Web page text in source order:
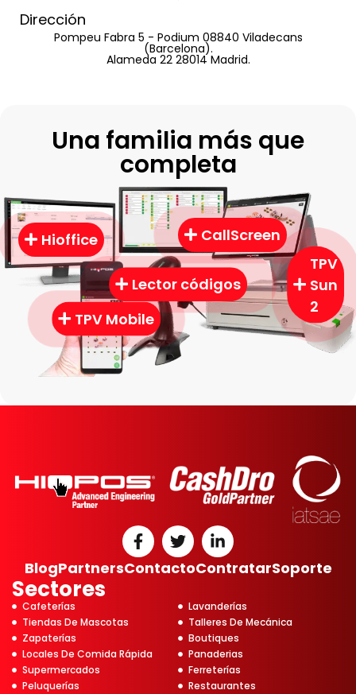
Dirección
Pompeu Fabra 5 - Podium 08840 Viladecans
(Barcelona).
Alameda 22 28014 Madrid.
Una familia más que
completa
Hioffice
CallScreen
TPV
Sun
2
Lector códigos
TPV Mobile
Sectores
Cafeterías
Lavanderías
Tiendas De Mascotas
Talleres De Mecánica
Zapaterías
Boutiques
Locales De Comida Rápida
Panaderias
Supermercados
Ferreterías
Peluquerías
Restaurantes
BlogPartnersContactoContratarSoporte